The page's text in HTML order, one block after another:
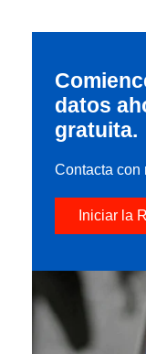
datos
gratuita.
Contacta con
Iniciar la